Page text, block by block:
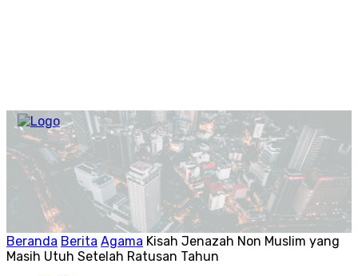
Beranda Berita Agama Kisah Jenazah Non Muslim yang
Masih Utuh Setelah Ratusan Tahun